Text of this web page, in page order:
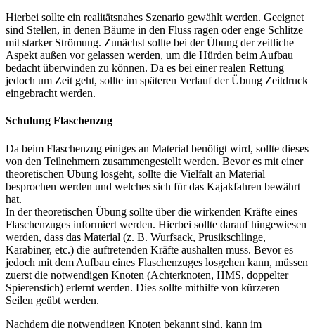
Hierbei sollte ein realitätsnahes Szenario gewählt werden. Geeignet
sind Stellen, in denen Bäume in den Fluss ragen oder enge Schlitze
mit starker Strömung. Zunächst sollte bei der Übung der zeitliche
Aspekt außen vor gelassen werden, um die Hürden beim Aufbau
bedacht überwinden zu können. Da es bei einer realen Rettung
jedoch um Zeit geht, sollte im späteren Verlauf der Übung Zeitdruck
eingebracht werden.
Schulung Flaschenzug
Da beim Flaschenzug einiges an Material benötigt wird, sollte dieses
von den Teilnehmern zusammengestellt werden. Bevor es mit einer
theoretischen Übung losgeht, sollte die Vielfalt an Material
besprochen werden und welches sich für das Kajakfahren bewährt
hat.
In der theoretischen Übung sollte über die wirkenden Kräfte eines
Flaschenzuges informiert werden. Hierbei sollte darauf hingewiesen
werden, dass das Material (z. B. Wurfsack, Prusikschlinge,
Karabiner, etc.) die auftretenden Kräfte aushalten muss. Bevor es
jedoch mit dem Aufbau eines Flaschenzuges losgehen kann, müssen
zuerst die notwendigen Knoten (Achterknoten, HMS, doppelter
Spierenstich) erlernt werden. Dies sollte mithilfe von kürzeren
Seilen geübt werden.
Nachdem die notwendigen Knoten bekannt sind, kann im